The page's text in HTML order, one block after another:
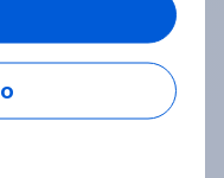
Informe
en